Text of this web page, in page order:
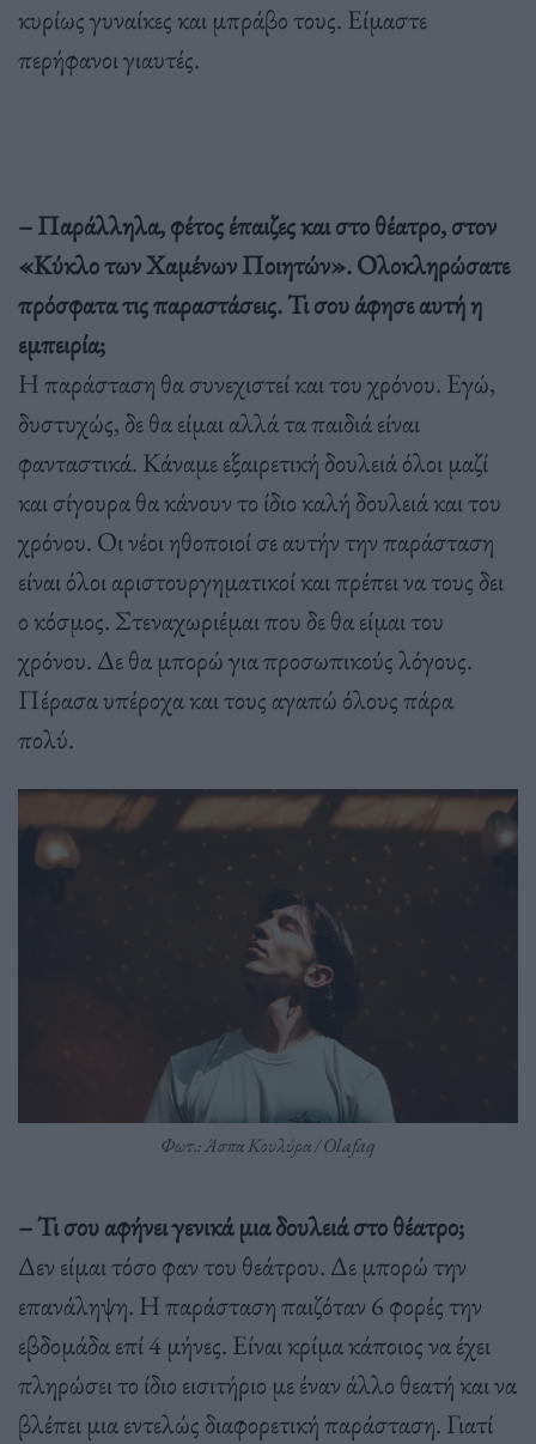
κυρίως γυναίκες και μπράβο τους. Είμαστε
περήφανοι γιαυτές.
– Παράλληλα, φέτος έπαιζες και στο θέατρο, στον
«Κύκλο των Χαμένων Ποιητών». Ολοκληρώσατε
πρόσφατα τις παραστάσεις. Τι σου άφησε αυτή η
εμπειρία;
Η παράσταση θα συνεχιστεί και του χρόνου. Εγώ,
δυστυχώς, δε θα είμαι αλλά τα παιδιά είναι
φανταστικά. Κάναμε εξαιρετική δουλειά όλοι μαζί
και σίγουρα θα κάνουν το ίδιο καλή δουλειά και του
χρόνου. Οι νέοι ηθοποιοί σε αυτήν την παράσταση
είναι όλοι αριστουργηματικοί και πρέπει να τους δει
ο κόσμος. Στεναχωριέμαι που δε θα είμαι του
χρόνου. Δε θα μπορώ για προσωπικούς λόγους.
Πέρασα υπέροχα και τους αγαπώ όλους πάρα
πολύ.
Φωτ.: Άσπα Κουλύρα / Olafaq
– Τι σου αφήνει γενικά μια δουλειά στο θέατρο;
Δεν είμαι τόσο φαν του θεάτρου. Δε μπορώ την
επανάληψη. Η παράσταση παιζόταν 6 φορές την
εβδομάδα επί 4 μήνες. Είναι κρίμα κάποιος να έχει
πληρώσει το ίδιο εισιτήριο με έναν άλλο θεατή και να
βλέπει μια εντελώς διαφορετική παράσταση. Γιατί